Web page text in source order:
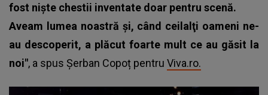
fost nişte chestii inventate doar pentru scenă.
Aveam lumea noastră şi, când ceilalţi oameni ne-
au descoperit, a plăcut foarte mult ce au găsit la
noi", a spus Șerban Copoț pentru Viva.ro.